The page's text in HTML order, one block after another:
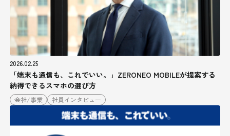
2026.02.25
「端末も通信も、これでいい。」ZERONEO MOBILEが提案する
納得できるスマホの選び方
会社/事業 社員インタビュー